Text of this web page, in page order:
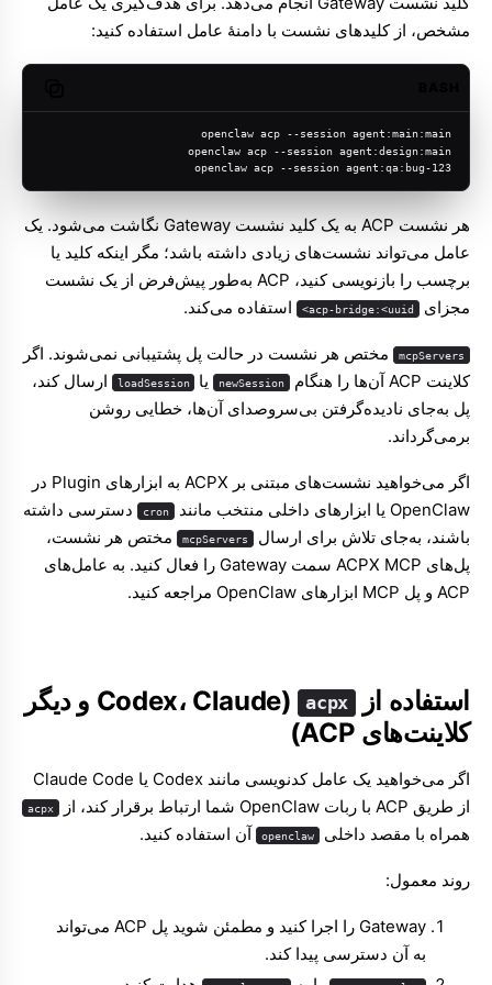
مشخص، از کلیدهای نشست با دامنهٔ عامل استفاده کنید:
openclaw acp --session agent:main:main
openclaw acp --session agent:design:main
openclaw acp --session agent:qa:bug-123
هر نشست ACP به یک کلید نشست Gateway نگاشت می‌شود. یک
عامل می‌تواند نشست‌های زیادی داشته باشد؛ مگر اینکه کلید یا
برچسب را بازنویسی کنید، ACP به‌طور پیش‌فرض از یک نشست
مجزای
acp-bridge:<uuid> استفاده می‌کند.
mcpServers مختص هر نشست در حالت پل پشتیبانی نمی‌شوند. اگر
کلاینت ACP آن‌ها را هنگام
newSession یا loadSession
ارسال کند،
پل به‌جای نادیده‌گرفتن بی‌سروصدای آن‌ها، خطایی روشن
برمی‌گرداند.
اگر می‌خواهید نشست‌های مبتنی بر ACPX به ابزارهای Plugin در
OpenClaw یا ابزارهای داخلی منتخب مانند
cron دسترسی داشته
باشند، به‌جای تلاش برای ارسال
mcpServers مختص هر نشست،
پل‌های ACPX MCP سمت Gateway را فعال کنید. به
عامل‌های
ACP و پل MCP ابزارهای OpenClaw مراجعه کنید.
استفاده از acpx
(Codex، Claude و دیگر
کلاینت‌های ACP)
اگر می‌خواهید یک عامل کدنویسی مانند Codex یا Claude Code
از طریق ACP با ربات OpenClaw شما ارتباط برقرار کند، از
acpx
همراه با مقصد داخلی openclaw آن استفاده کنید.
روند معمول:
Gateway را اجرا کنید و مطمئن شوید پل ACP می‌تواند
به آن دسترسی پیدا کند.